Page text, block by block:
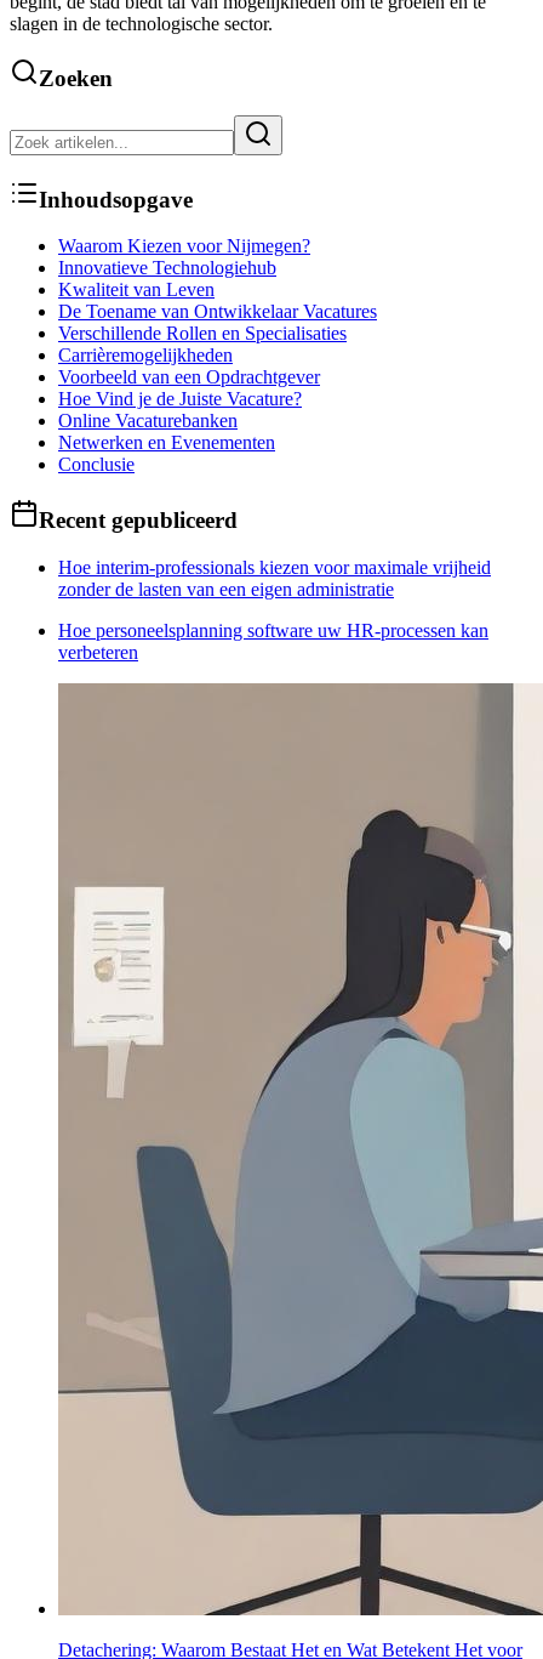
slagen in de technologische sector.
Zoeken
Inhoudsopgave
Waarom Kiezen voor Nijmegen?
Innovatieve Technologiehub
Kwaliteit van Leven
De Toename van Ontwikkelaar Vacatures
Verschillende Rollen en Specialisaties
Carrièremogelijkheden
Voorbeeld van een Opdrachtgever
Hoe Vind je de Juiste Vacature?
Online Vacaturebanken
Netwerken en Evenementen
Conclusie
Recent gepubliceerd
Hoe interim-professionals kiezen voor maximale vrijheid
zonder de lasten van een eigen administratie
Hoe personeelsplanning software uw HR-processen kan
verbeteren
Detachering: Waarom Bestaat Het en Wat Betekent Het voor